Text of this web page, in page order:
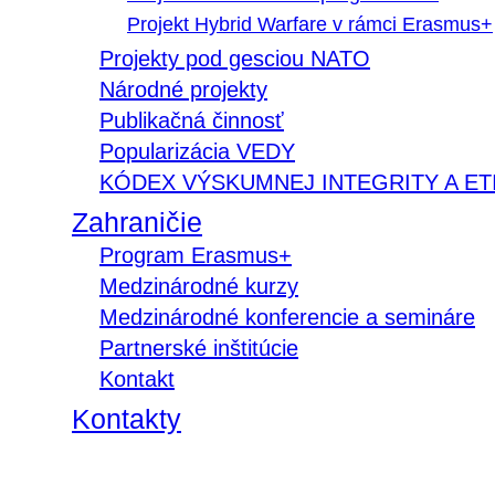
Projekt Hybrid Warfare v rámci Erasmus+
Projekty pod gesciou NATO
Národné projekty
Publikačná činnosť
Popularizácia VEDY
KÓDEX VÝSKUMNEJ INTEGRITY A
Zahraničie
Program Erasmus+
Medzinárodné kurzy
Medzinárodné konferencie a semináre
Partnerské inštitúcie
Kontakt
Kontakty